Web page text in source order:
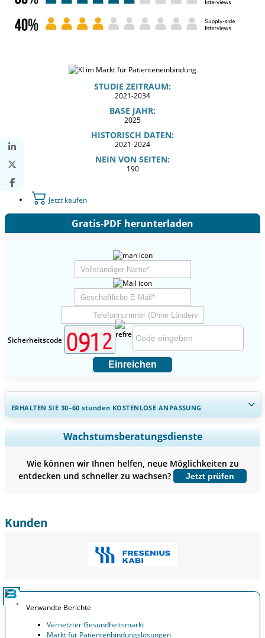
STUDIE ZEITRAUM:
2021-2034
BASE JAHR:
2025
HISTORISCH DATEN:
2021-2024
NEIN VON SEITEN:
190
Jetzt kaufen
Gratis-PDF herunterladen
Sicherheitscode
Einreichen
ERHALTEN SIE 30–60stunden KOSTENLOSE ANPASSUNG
Regionale und länderspezifische Abdeckung erweitern,
Segmentanalyse, Unternehmensprofile, Wettbewerbs-
Jetzt anpassen
Wachstumsberatungsdienste
Wie können wir Ihnen helfen, neue Möglichkeiten zu
entdecken und schneller zu wachsen?
Jetzt prüfen
Kunden
Verwandte Berichte
Vernetzter Gesundheitsmarkt
Markt für Patientenbindungslösungen